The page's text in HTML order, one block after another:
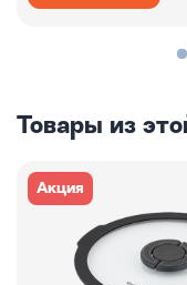
Товары из
Акция